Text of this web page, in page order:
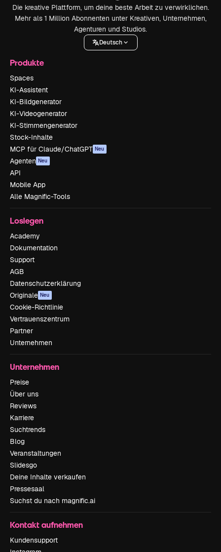
Die kreative Plattform, um deine beste Arbeit zu verwirklichen.
Mehr als 1 Million Abonnenten unter Kreativen, Unternehmen,
Agenturen und Studios.
Deutsch
Produkte
Spaces
KI-Assistent
KI-Bildgenerator
KI-Videogenerator
KI-Stimmengenerator
Stock-Inhalte
MCP für Claude/ChatGPT Neu
Agenten Neu
API
Mobile App
Alle Magnific-Tools
Loslegen
Academy
Dokumentation
Support
AGB
Datenschutzerklärung
Originale Neu
Cookie-Richtlinie
Vertrauenszentrum
Partner
Unternehmen
Unternehmen
Preise
Über uns
Reviews
Karriere
Suchtrends
Blog
Veranstaltungen
Slidesgo
Deine Inhalte verkaufen
Pressesaal
Suchst du nach magnific.ai
Kontakt aufnehmen
Kundensupport